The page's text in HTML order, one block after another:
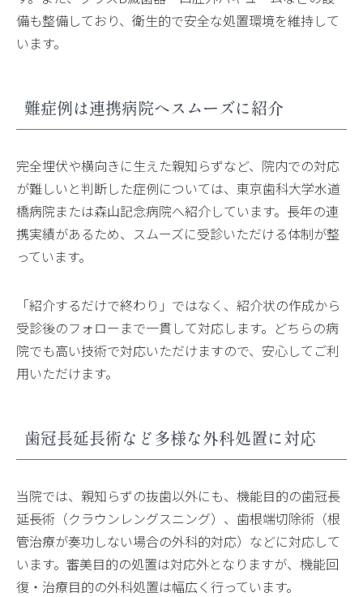
備も整備しており、衛生的で安全な処置環境を維持して
います。
難症例は連携病院へスムーズに紹介
完全埋伏や横向きに生えた親知らずなど、院内での対応
が難しいと判断した症例については、東京歯科大学水道
橋病院または森山記念病院へ紹介しています。長年の連
携実績があるため、スムーズに受診いただける体制が整
っています。
「紹介するだけで終わり」ではなく、紹介状の作成から
受診後のフォローまで一貫して対応します。どちらの病
院でも高い技術で対応いただけますので、安心してご利
用いただけます。
歯冠長延長術など多様な外科処置に対応
当院では、親知らずの抜歯以外にも、機能目的の歯冠長
延長術（クラウンレングスニング）、歯根端切除術（根
管治療が奏功しない場合の外科的対応）などに対応して
います。審美目的の処置は対応外となりますが、機能回
復・治療目的の外科処置は幅広く行っています。